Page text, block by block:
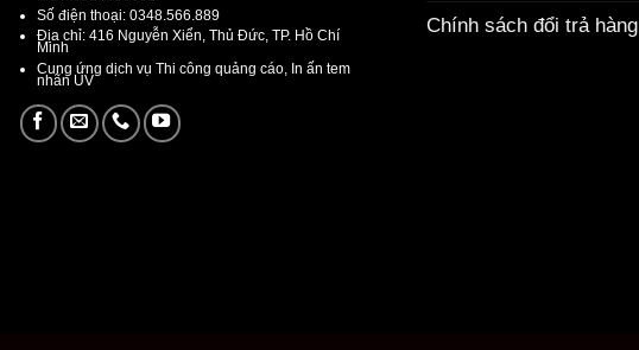
Số điện thoại: 0348.566.889
Địa chỉ: 416 Nguyễn Xiển, Thủ Đức, TP. Hồ Chí
Minh
Cung ứng dịch vụ Thi công quảng cáo, In ấn tem
nhãn UV
Chính sách đổi trả hàng